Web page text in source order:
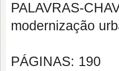
PALAVRAS-
modernização
PÁGINAS: 190